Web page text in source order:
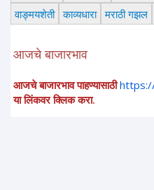
वाङ्मयशेती काव्यधारा मराठी गझल
आजचे बाजारभाव
आजचे बाजारभाव पाहण्यासाठी
या लिंकवर क्लिक करा.